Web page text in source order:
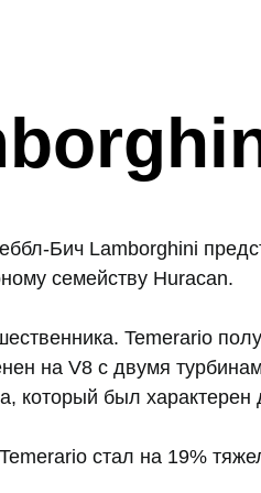
Бич Lamborghini
семейству Huracan.
Temerario
на V8 с двумя
который был
стал на 19%